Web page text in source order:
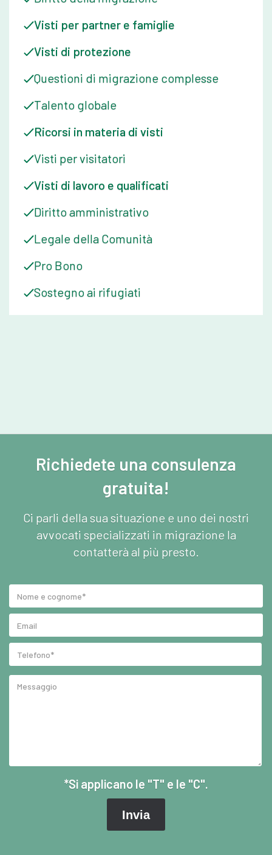
Visti per partner e famiglie
Visti di protezione
Questioni di migrazione complesse
Talento globale
Ricorsi in materia di visti
Visti per visitatori
Visti di lavoro e qualificati
Diritto amministrativo
Legale della Comunità
Pro Bono
Sostegno ai rifugiati
Richiedete una consulenza
gratuita!
Ci parli della sua situazione e uno dei nostri
avvocati specializzati in migrazione la
contatterà al più presto.
*Si applicano le "T" e le "C".